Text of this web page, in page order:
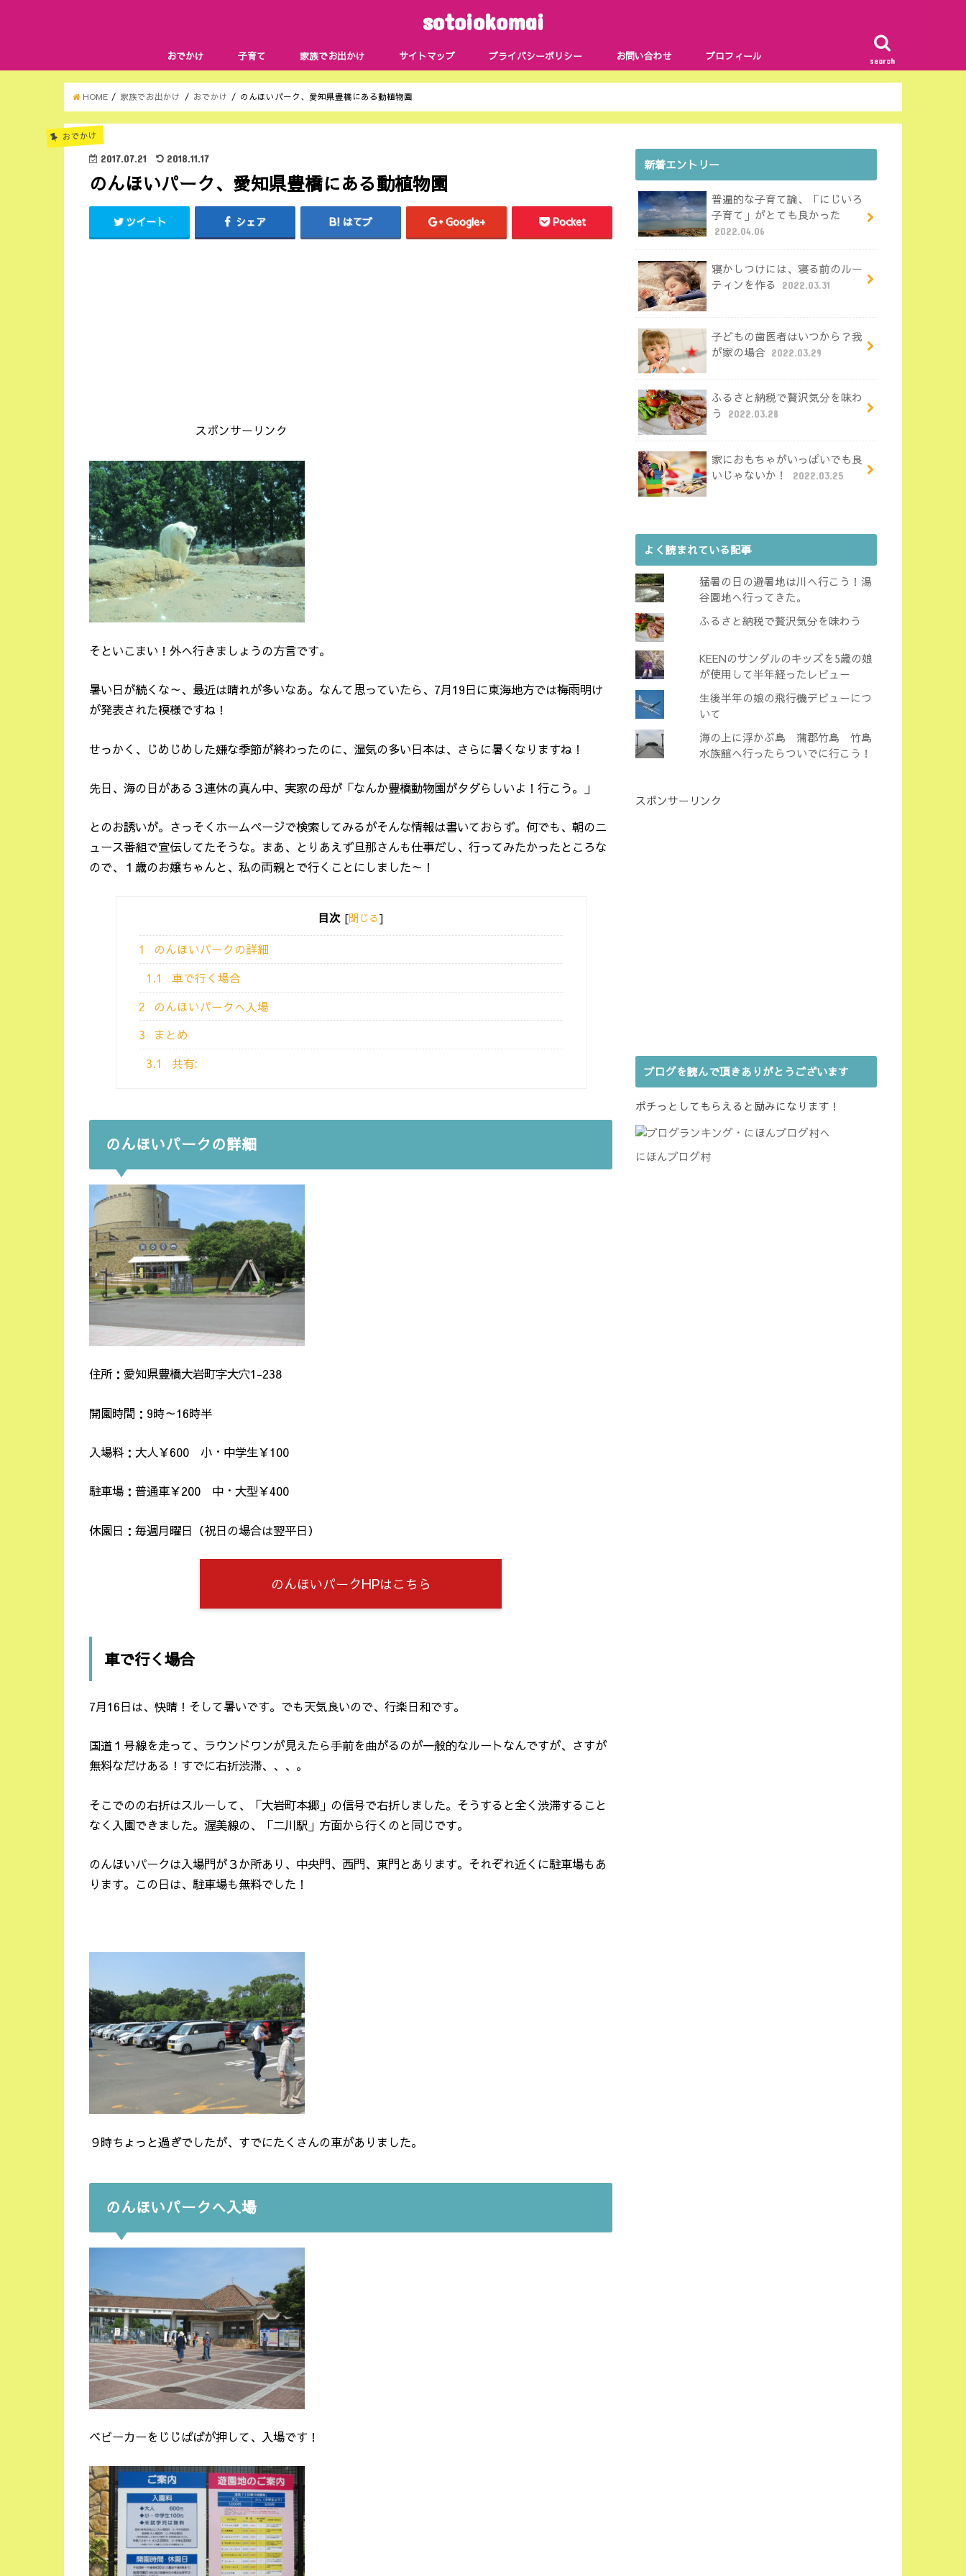
sotoiokomai
search
おでかけ 子育て 家族でお出かけ サイトマップ プライバシーポリシー お問い合わせ プロフィール
HOME 家族でお出かけ おでかけ のんほいパーク、愛知県豊橋にある動植物園
おでかけ
2017.07.21 2018.11.17
のんほいパーク、愛知県豊橋にある動植物園
ツイート シェア はてブ Google+ Pocket
スポンサーリンク
そといこまい！外へ行きましょうの方言です。
暑い日が続くな～、最近は晴れが多いなあ。なんて思っていたら、7月19日に東海地方では梅雨明け
が発表された模様ですね！
せっかく、じめじめした嫌な季節が終わったのに、湿気の多い日本は、さらに暑くなりますね！
先日、海の日がある３連休の真ん中、実家の母が「なんか豊橋動物園がタダらしいよ！行こう。」
とのお誘いが。さっそくホームページで検索してみるがそんな情報は書いておらず。何でも、朝のニ
ュース番組で宣伝してたそうな。まあ、とりあえず旦那さんも仕事だし、行ってみたかったところな
ので、１歳のお嬢ちゃんと、私の両親とで行くことにしました～！
目次 [閉じる]
1
のんほいパークの詳細
1.1
車で行く場合
2
のんほいパークへ入場
3
まとめ
3.1
共有:
のんほいパークの詳細
住所：愛知県豊橋大岩町字大穴1-238
開園時間：9時～16時半
入場料：大人￥600 小・中学生￥100
駐車場：普通車￥200 中・大型￥400
休園日：毎週月曜日（祝日の場合は翌平日）
のんほいパークHPはこちら
車で行く場合
7月16日は、快晴！そして暑いです。でも天気良いので、行楽日和です。
国道１号線を走って、ラウンドワンが見えたら手前を曲がるのが一般的なルートなんですが、さすが
無料なだけある！すでに右折渋滞、、、。
そこでのの右折はスルーして、「大岩町本郷」の信号で右折しました。そうすると全く渋滞すること
なく入園できました。渥美線の、「二川駅」方面から行くのと同じです。
のんほいパークは入場門が３か所あり、中央門、西門、東門とあります。それぞれ近くに駐車場もあ
ります。この日は、駐車場も無料でした！
９時ちょっと過ぎでしたが、すでにたくさんの車がありました。
のんほいパークへ入場
ベビーカーをじじばばが押して、入場です！
新着エントリー
普遍的な子育て論、「にじいろ
子育て」がとても良かった
2022.04.06
寝かしつけには、寝る前のルー
ティンを作る
2022.03.31
子どもの歯医者はいつから？我
が家の場合
2022.03.29
ふるさと納税で贅沢気分を味わ
う
2022.03.28
家におもちゃがいっぱいでも良
いじゃないか！
2022.03.25
よく読まれている記事
猛暑の日の避暑地は川へ行こう！湯
谷園地へ行ってきた。
ふるさと納税で贅沢気分を味わう
KEENのサンダルのキッズを5歳の娘
が使用して半年経ったレビュー
生後半年の娘の飛行機デビューにつ
いて
海の上に浮かぶ島 蒲郡竹島 竹島
水族館へ行ったらついでに行こう！
スポンサーリンク
ブログを読んで頂きありがとうございます
ポチっとしてもらえると励みになります！
にほんブログ村